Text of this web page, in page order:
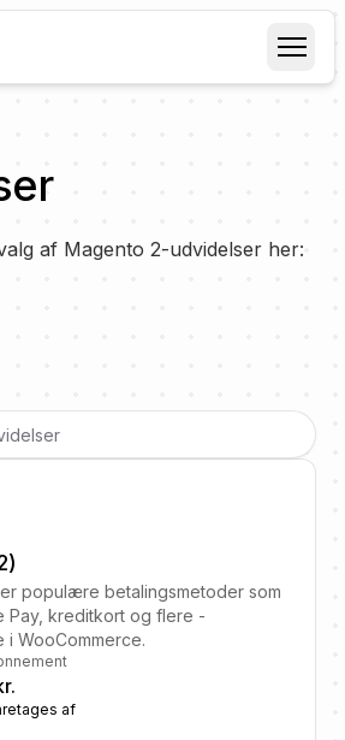
af Magento 2-udvidelser her:
populære betalingsmetoder som
Pay, kreditkort og flere -
WooCommerce.
af